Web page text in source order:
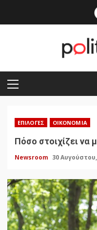
PRIMARY
MENU
ΕΠΙΛΟΓΈΣ ΟΙΚΟΝΟΜΊΑ
Πόσο στοιχίζει να
Newsroom 30